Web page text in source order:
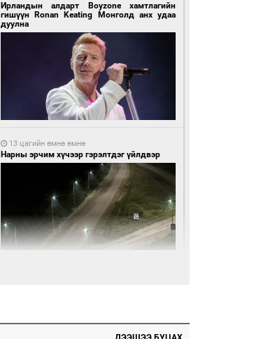
Ирландын алдарт Boyzone хамтлагийн
гишүүн Ronan Keating Монголд анх удаа
дуулна
13 цагийн өмнө өмнө
Нарны эрчим хүчээр гэрэлтдэг үйлдвэр